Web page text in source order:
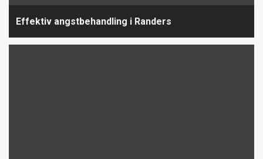
Effektiv angstbehandling i Randers